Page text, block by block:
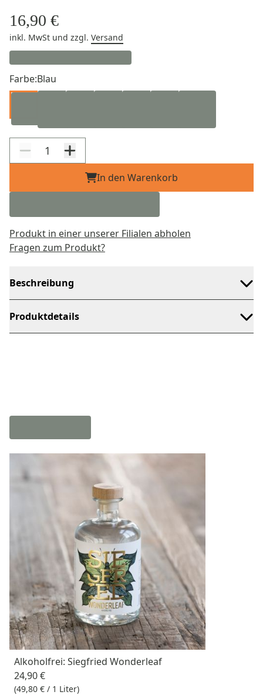
16,90 €
inkl. MwSt und zzgl. Versand
Farbe:Blau
In den Warenkorb
Produkt in einer unserer Filialen abholen
Fragen zum Produkt?
Beschreibung
Produktdetails
Alkoholfrei: Siegfried Wonderleaf
24,90 €
(49,80 € / 1 Liter)